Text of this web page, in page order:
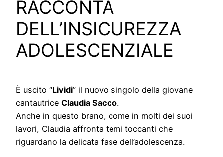
RACCONTA
DELL’INSICUREZZA
ADOLESCENZIALE
È uscito “Lividi” il nuovo singolo della giovane
cantautrice Claudia Sacco.
Anche in questo brano, come in molti dei suoi
lavori, Claudia affronta temi toccanti che
riguardano la delicata fase dell’adolescenza.